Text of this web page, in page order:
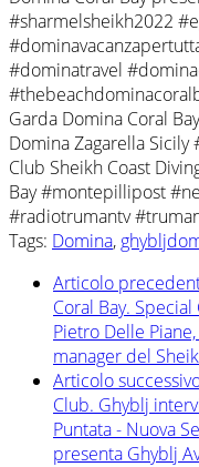
#sharmelsheikh2022
#dominatravel
Garda Domina Coral
Domina Zagarella Sicily
Club Sheikh Coast
Bay#montepillipost
#radiotrumantv
Tags: Domina,
Articolo
Coral Bay.
Pietro Delle
manager del
Articolo
Club. Ghyblj
Puntata - Nuova
presenta Ghyblj